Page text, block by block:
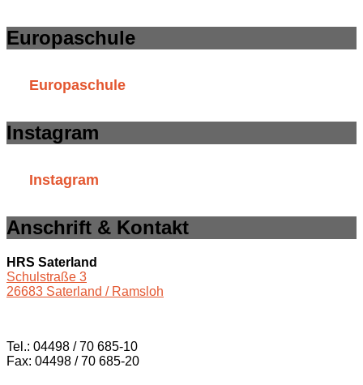
Europaschule
Europaschule
Instagram
Instagram
Anschrift & Kontakt
HRS Saterland
Schulstraße 3
26683 Saterland / Ramsloh
Tel.: 04498 / 70 685-10
Fax: 04498 / 70 685-20